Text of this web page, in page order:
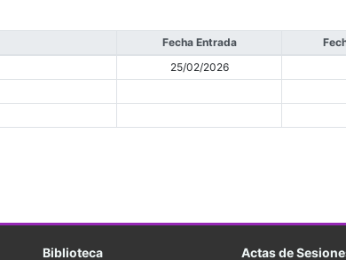
Fecha Entrada
25/02/2026
Biblioteca Actas de